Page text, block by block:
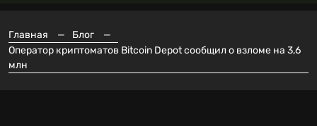
Главная — Блог
—
Оператор криптоматов Bitcoin Depot сообщил о взломе на 3,6
млн